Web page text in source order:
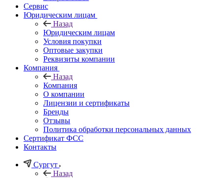
Сервис
Юридическим лицам
Назад
Юридическим лицам
Условия покупки
Оптовые закупки
Реквизиты компании
Компания
Назад
Компания
О компании
Лицензии и сертификаты
Бренды
Отзывы
Политика обработки персональных данных
Сертификат ФСС
Контакты
Сургут
Назад